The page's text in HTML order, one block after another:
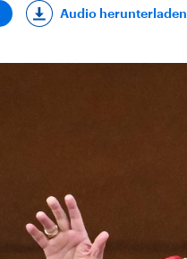
Audio herunterladen